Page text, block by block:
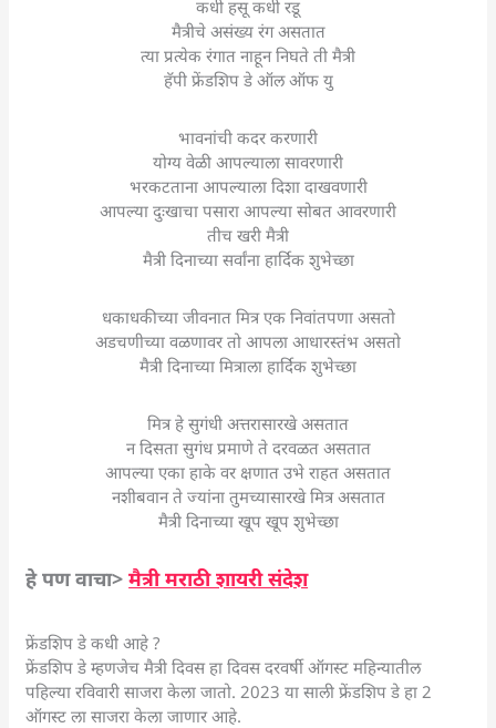
कधी हसू कधी रडू
मैत्रीचे असंख्य रंग असतात
त्या प्रत्येक रंगात नाहून निघते ती मैत्री
हॅपी फ्रेंडशिप डे ऑल ऑफ यु
भावनांची कदर करणारी
योग्य वेळी आपल्याला सावरणारी
भरकटताना आपल्याला दिशा दाखवणारी
आपल्या दुःखाचा पसारा आपल्या सोबत आवरणारी
तीच खरी मैत्री
मैत्री दिनाच्या सर्वांना हार्दिक शुभेच्छा
धकाधकीच्या जीवनात मित्र एक निवांतपणा असतो
अडचणीच्या वळणावर तो आपला आधारस्तंभ असतो
मैत्री दिनाच्या मित्राला हार्दिक शुभेच्छा
मित्र हे सुगंधी अत्तरासारखे असतात
न दिसता सुगंध प्रमाणे ते दरवळत असतात
आपल्या एका हाके वर क्षणात उभे राहत असतात
नशीबवान ते ज्यांना तुमच्यासारखे मित्र असतात
मैत्री दिनाच्या खूप खूप शुभेच्छा
हे पण वाचा>मैत्री मराठी शायरी संदेश
फ्रेंडशिप डे कधी आहे ?
फ्रेंडशिप डे म्हणजेच मैत्री दिवस हा दिवस दरवर्षी ऑगस्ट महिन्यातील
पहिल्या रविवारी साजरा केला जातो. 2023 या साली फ्रेंडशिप डे हा 2
ऑगस्ट ला साजरा केला जाणार आहे.